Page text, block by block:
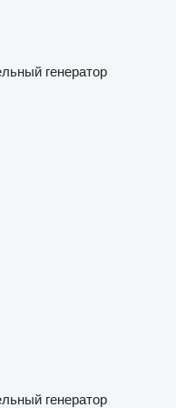
генератор
генератор